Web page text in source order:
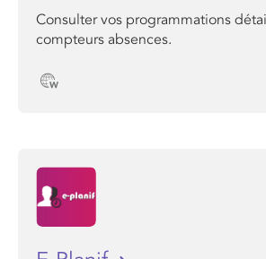
Consulter vos programmations
compteurs absences.